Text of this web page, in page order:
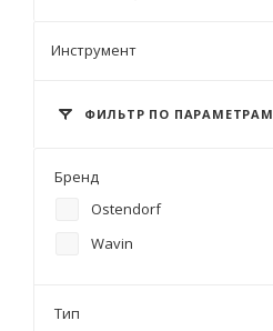
Инструмент
ФИЛЬТР ПО ПАРАМЕТРАМ
Бренд
Ostendorf
Wavin
Тип